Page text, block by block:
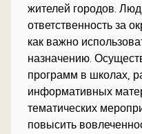
жителей городов.
ответственность за
как важно
назначению.
программ в школах,
информативных
тематических
повысить